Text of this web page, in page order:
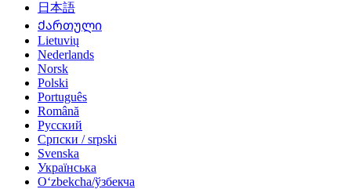
日本語
Ქართული
Lietuvių
Nederlands
Norsk
Polski
Português
Română
Русский
Српски / srpski
Svenska
Українська
Oʻzbekcha/ўзбекча